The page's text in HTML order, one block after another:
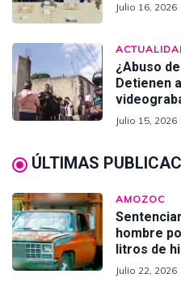
Julio 16, 2026
¿Abuso
Detienen
Julio 15, 2026
ÚLTIMAS
AMOZOC
hombre
litros de
Julio 22, 2026